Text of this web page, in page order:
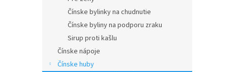
Čínske bylinky na chudnutie
Čínske byliny na podporu zraku
Sirup proti kašlu
Čínske nápoje
Čínske huby